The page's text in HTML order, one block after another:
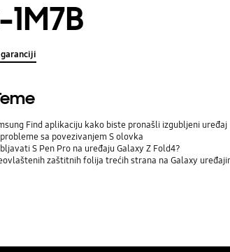
1M7B
Find aplikaciju kako biste pronašli izgubljeni uređaj
sa povezivanjem S olovka
S Pen Pro na uređaju Galaxy Z Fold4?
zaštitnih folija trećih strana na Galaxy